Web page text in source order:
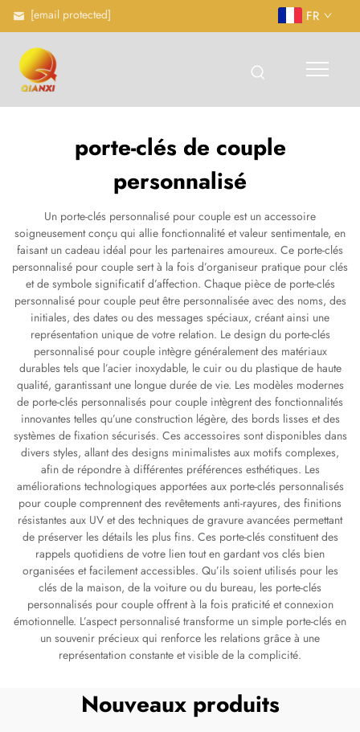
[email protected] FR
porte-clés de couple
personnalisé
Un porte-clés personnalisé pour couple est un accessoire
soigneusement conçu qui allie fonctionnalité et valeur sentimentale, en
faisant un cadeau idéal pour les partenaires amoureux. Ce porte-clés
personnalisé pour couple sert à la fois d’organiseur pratique pour clés
et de symbole significatif d’affection. Chaque pièce de porte-clés
personnalisé pour couple peut être personnalisée avec des noms, des
initiales, des dates ou des messages spéciaux, créant ainsi une
représentation unique de votre relation. Le design du porte-clés
personnalisé pour couple intègre généralement des matériaux
durables tels que l’acier inoxydable, le cuir ou du plastique de haute
qualité, garantissant une longue durée de vie. Les modèles modernes
de porte-clés personnalisés pour couple intègrent des fonctionnalités
innovantes telles qu’une construction légère, des bords lisses et des
systèmes de fixation sécurisés. Ces accessoires sont disponibles dans
divers styles, allant des designs minimalistes aux motifs complexes,
afin de répondre à différentes préférences esthétiques. Les
améliorations technologiques apportées aux porte-clés personnalisés
pour couple comprennent des revêtements anti-rayures, des finitions
résistantes aux UV et des techniques de gravure avancées permettant
de préserver les détails les plus fins. Ces porte-clés constituent des
rappels quotidiens de votre lien tout en gardant vos clés bien
organisées et facilement accessibles. Qu’ils soient utilisés pour les
clés de la maison, de la voiture ou du bureau, les porte-clés
personnalisés pour couple offrent à la fois praticité et connexion
émotionnelle. L’aspect personnalisé transforme un simple porte-clés en
un souvenir précieux qui renforce les relations grâce à une
représentation constante et visible de la complicité.
Nouveaux produits